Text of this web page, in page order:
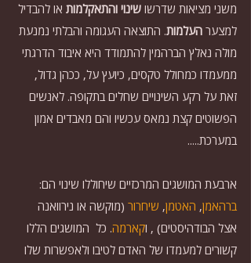
משני מציאות שדרשו שינוי והתאקלמות או להבדיל
למצער העלמות. התוצאה העגומה והבלתי נמנעת
מולה נאלץ הברהמין להתמודד היא איבוד הדרגתי
ממעמדו כמחולל טקסים, כיועץ על, ככהן גדול,
זאת על רקע השינויים שחלים בתקופה. לאנשים
הפשוטים קצת נמאס עכשיו והם מאבדים אמון
במערכת.....
ארבעת המושגים המרכזיים שיחוללו שינוי הם:
ברהאמן, האטמן, שיחרור (מוקשה או נירוואנה
אצל הבודהיסטים) , וקארמה. כל  המושגים הללו
קשורים למעמדו של האדם לטיבו ולאפשרות שלו